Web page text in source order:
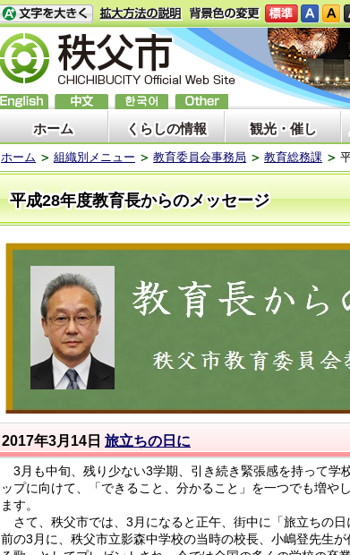
ホーム くらしの情報 観光・催し
ホーム 組織別メニュー 教育委員会事務局 教育総務課
平成28年度教育長からのメッセージ
2017年3月14日 旅立ちの日に
3月も中旬、残り少ない3学期、引き続き緊張感を持って学
ップに向けて、「できること、分かること」を一つでも増や
ます。
さて、秩父市では、3月になると正午、街中に「旅立ちの
前の3月に、秩父市立影森中学校の当時の校長、小嶋登先生